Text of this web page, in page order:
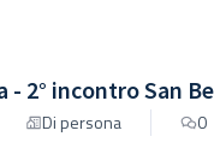
2° incontro San
Di persona 0